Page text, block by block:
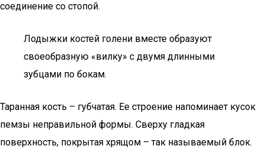
соединение со стопой.
Лодыжки костей голени вместе образуют
своеобразную «вилку» с двумя длинными
зубцами по бокам.
Таранная кость – губчатая. Ее строение напоминает кусок
пемзы неправильной формы. Сверху гладкая
поверхность, покрытая хрящом – так называемый блок.